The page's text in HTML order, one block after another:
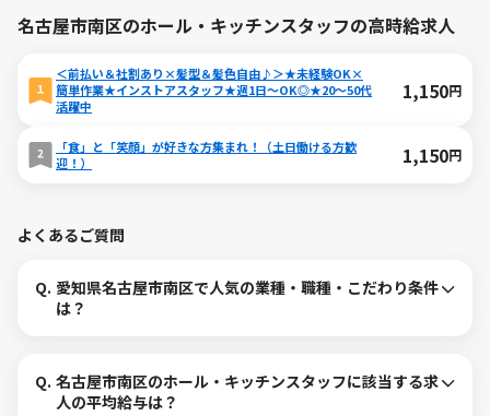
名古屋市南区のホール・キッチンスタッフの高時給求人
＜前払い＆社割あり×髪型＆髪色自由♪＞★未経験OK×
簡単作業★インストアスタッフ★週1日～OK◎★20～50代
活躍中
1,150円
「食」と「笑顔」が好きな方集まれ！（土日働ける方歓
迎！）
1,150円
よくあるご質問
Q. 愛知県名古屋市南区で人気の業種・職種・こだわり条件
は？
Q. 名古屋市南区のホール・キッチンスタッフに該当する求
人の平均給与は？